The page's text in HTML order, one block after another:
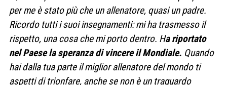
per me è stato più che un allenatore, quasi un padre.
Ricordo tutti i suoi insegnamenti: mi ha trasmesso il
rispetto, una cosa che mi porto dentro. Ha riportato
nel Paese la speranza di vincere il Mondiale. Quando
hai dalla tua parte il miglior allenatore del mondo ti
aspetti di trionfare, anche se non è un traguardo